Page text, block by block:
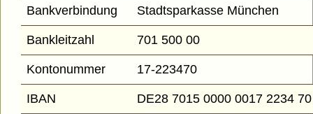
Bankverbindung Stadtsparkasse München
Bankleitzahl 701 500 00
Kontonummer 17-223470
IBAN DE28 7015 0000 0017 2234 70